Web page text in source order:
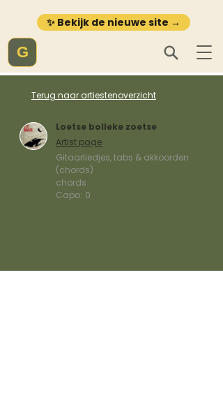
✨ Bekijk de nieuwe site →
G
Terug naar artiestenoverzicht
Loetse bolleke zoetse
Artist page
Gitaarliedjes, tabs & akkoorden
(chords)
chords
Capo: 0